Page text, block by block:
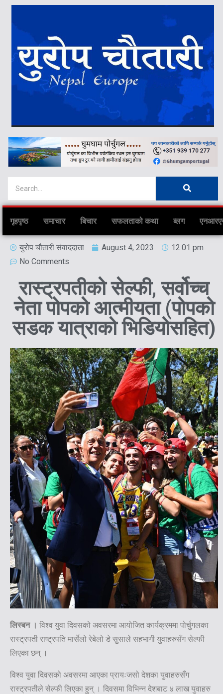
गृहपृष्ठ समाचार बिचार सफलताको कथा ब्लग
युरोप चौतारी संवाददाता August 4, 2023
12:01 pm
No Comments
रास्ट्रपतीको सेल्फी, सर्वोच्च
नेता पोपको आत्मीयता (पोपको
सडक यात्राको भिडियोसहित)
लिस्बन । विश्व युवा दिवसको अवसरमा आयोजित कार्यक्रममा पोर्चुगलका
रास्ट्रपती राष्ट्रपति मार्सेलो रेबेलो डे सुसाले सहभागी युवाहरुसँग सेल्फी
लिएका छन् ।
विश्व युवा दिवसको अवसरमा आएका प्रायःजसो देशका युवाहरुसँग
रास्ट्रपतीले सेल्फी लिएका हुन् । दिवसमा विभिन्न देशबाट ४ लाख युवाहरु